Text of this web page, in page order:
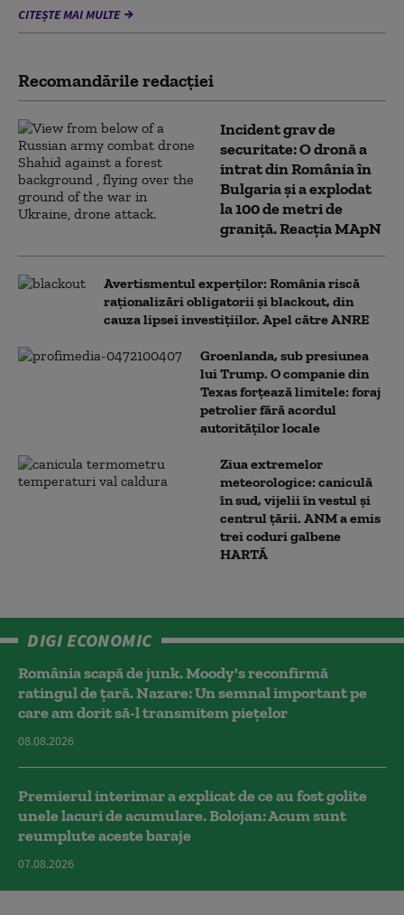
CITEȘTE MAI MULTE
Recomandările redacţiei
Incident grav de
securitate: O dronă a
intrat din România în
Bulgaria şi a explodat
la 100 de metri de
graniţă. Reacția MApN
Avertismentul experților: România riscă
raționalizări obligatorii și blackout, din
cauza lipsei investițiilor. Apel către ANRE
Groenlanda, sub presiunea
lui Trump. O companie din
Texas forțează limitele: foraj
petrolier fără acordul
autorităților locale
Ziua extremelor
meteorologice: caniculă
în sud, vijelii în vestul și
centrul țării. ANM a emis
trei coduri galbene
HARTĂ
DIGI ECONOMIC
România scapă de junk. Moody's reconfirmă
ratingul de țară. Nazare: Un semnal important pe
care am dorit să-l transmitem piețelor
08.08.2026
Premierul interimar a explicat de ce au fost golite
unele lacuri de acumulare. Bolojan: Acum sunt
reumplute aceste baraje
07.08.2026